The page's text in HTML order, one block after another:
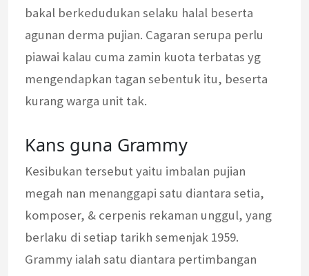
bakal berkedudukan selaku halal beserta
agunan derma pujian. Cagaran serupa perlu
piawai kalau cuma zamin kuota terbatas yg
mengendapkan tagan sebentuk itu, beserta
kurang warga unit tak.
Kans guna Grammy
Kesibukan tersebut yaitu imbalan pujian
megah nan menanggapi satu diantara setia,
komposer, & cerpenis rekaman unggul, yang
berlaku di setiap tarikh semenjak 1959.
Grammy ialah satu diantara pertimbangan